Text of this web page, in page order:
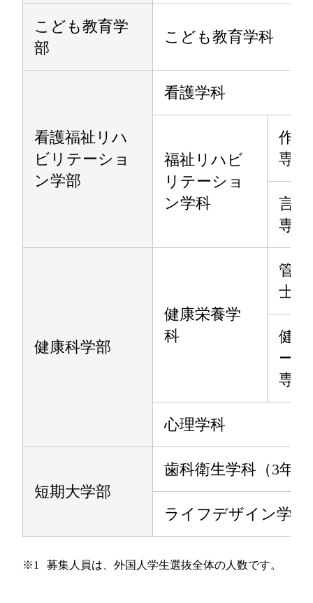
こども教育学
部
こども教育学科
看護福祉リハ
ビリテーショ
ン学部
看護学科
福祉リハビ
リテーショ
ン学科
作
専攻
言
専攻
健康科学部
健康栄養学
科
管
士専
健
ー
専攻
心理学科
短期大学部
歯科衛生学科（3年
ライフデザイン学科
※1 募集人員は、外国人学生選抜全体の人数です。